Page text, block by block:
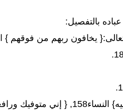
بالتفصيل:
يخافون ربهم من فوقهم }
} آل عمران 55.